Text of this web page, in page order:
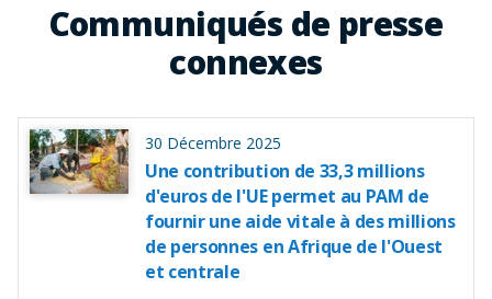
Communiqués de presse
connexes
30 Décembre 2025
Une contribution de 33,3 millions
d'euros de l'UE permet au PAM de
fournir une aide vitale à des millions
de personnes en Afrique de l'Ouest
et centrale